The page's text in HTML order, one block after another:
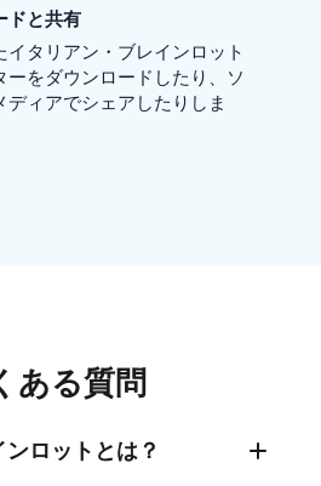
ドと共有
イタリアン・ブレインロット
ーをダウンロードしたり、ソ
ディアでシェアしたりしま
ある質問
ロットとは？